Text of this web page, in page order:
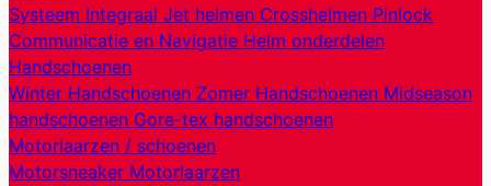
Systeem Integraal Jet helmen Crosshelmen Pinlock
Communicatie en Navigatie Helm onderdelen
Handschoenen
Winter Handschoenen Zomer Handschoenen Midseason
handschoenen Gore-tex handschoenen
Motorlaarzen / schoenen
Motorsneaker Motorlaarzen